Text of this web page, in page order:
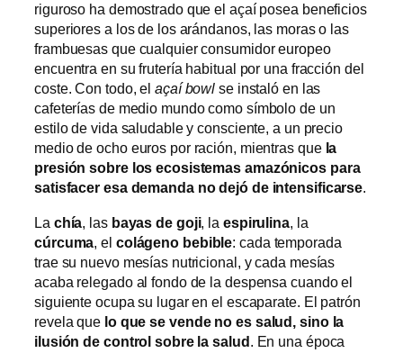
riguroso ha demostrado que el açaí posea beneficios
superiores a los de los arándanos, las moras o las
frambuesas que cualquier consumidor europeo
encuentra en su frutería habitual por una fracción del
coste. Con todo, elaçaí bowl se instaló en las
cafeterías de medio mundo como símbolo de un
estilo de vida saludable y consciente, a un precio
medio de ocho euros por ración, mientras que la
presión sobre los ecosistemas amazónicos para
satisfacer esa demanda no dejó de intensificarse.
La chía, las bayas de goji, la espirulina, la
cúrcuma, el colágeno bebible: cada temporada
trae su nuevo mesías nutricional, y cada mesías
acaba relegado al fondo de la despensa cuando el
siguiente ocupa su lugar en el escaparate. El patrón
revela que lo que se vende no es salud, sino la
ilusión de control sobre la salud. En una época